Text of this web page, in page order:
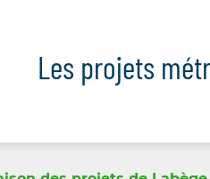
Les projets